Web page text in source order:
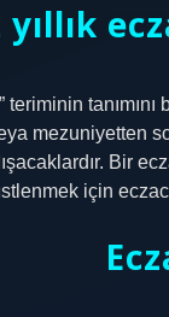
yıllık
teriminin
mezuniyetten
Bir
için